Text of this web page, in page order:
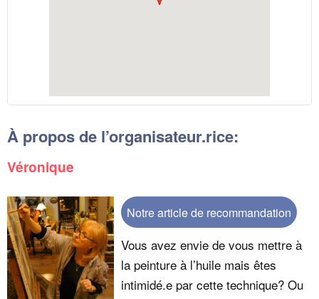
À propos de l’organisateur.rice:
Véronique
Notre article de recommandation
Vous avez envie de vous mettre à
la peinture à l’huile mais êtes
intimidé.e par cette technique? Ou